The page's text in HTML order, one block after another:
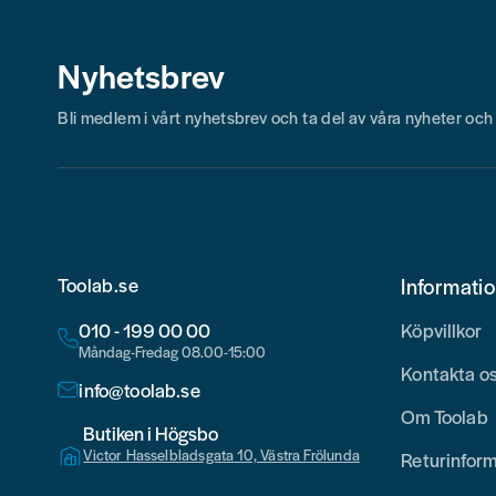
Nyhetsbrev
Bli medlem i vårt nyhetsbrev och ta del av våra nyheter
Toolab.se
010 - 199 00 00
Måndag-Fredag 08.00-15:00
info@toolab.se
Butiken i Högsbo
Victor Hasselbladsgata 10, Västra Frölunda
Köpvillkor
Kontakta
Om Toolab